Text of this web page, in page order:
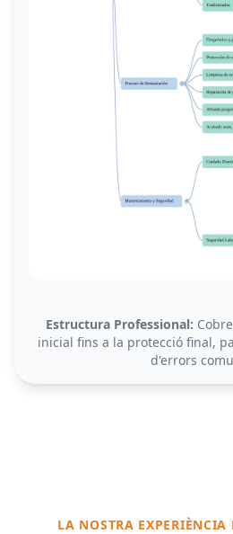
Estructura Professional:
inicial fins a la protecció final,
d'errors
LA NOSTRA EXPERIÈNCIA